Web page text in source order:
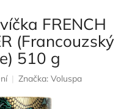
FRENCH
(Francouzský
510 g
Značka: Voluspa